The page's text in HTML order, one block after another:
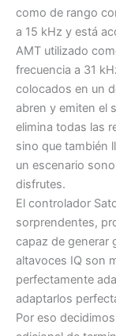
como de rango
a 15 kHz y está
AMT utilizado
frecuencia a 31
colocados en un
abren y emiten el
elimina todas las
sino que también
un escenario
disfrutes.
El controlador
sorprendentes,
capaz de generar
altavoces IQ son
perfectamente
adaptarlos
Por eso